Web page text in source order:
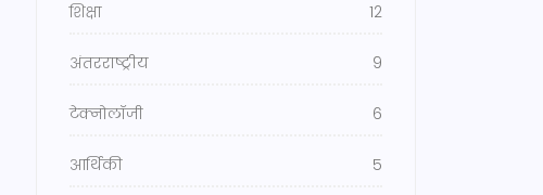
शिक्षा 12
अंतरराष्ट्रीय 9
टेक्नोलॉजी 6
आर्थिकी 5